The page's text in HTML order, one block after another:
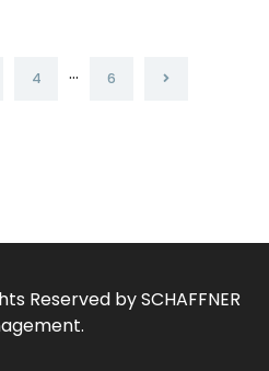
4 … 6
Reserved by SCHAFFNER